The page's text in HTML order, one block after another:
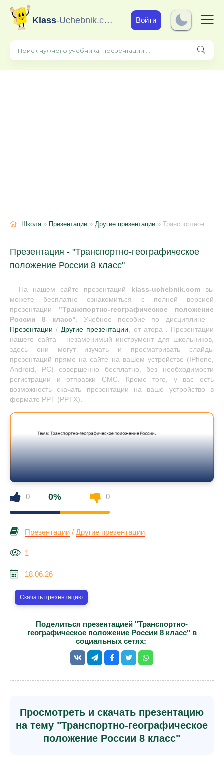
Klass-Uchebnik.com Войти
Школа» Презентации » Другие презентации » Транспортно-географическое положение России 8 класс
Презентация - "Транспортно-географическое
положение России 8 класс"
На нашем сайте презентаций klass-uchebnik.comвы
можете бесплатно ознакомиться с полной версией
презентации "Транспортно-географическое положение
России 8 класс". Учебное пособие по дисциплине -
Презентации /Другие презентации, от атора . Презентации
нашего сайта - незаменимый инструмент для школьников,
здесь они могут изучать и просматривать слайды
презентаций прямо на сайте на вашем устройстве (IPhone,
Android, PC) совершенно бесплатно, без необходимости
регистрации и отправки СМС. Кроме того, у вас есть
возможность скачать презентации на ваше устройство в
формате PPT (PPTX).
0 0% 0
Презентации / Другие презентации
1
18.06.26
Скачать презентацию
Поделиться презентацией "Транспортно-
географическое положение России 8 класс" в
социальных сетях:
Просмотреть и скачать презентацию
на тему "Транспортно-географическое
положение России 8 класс"